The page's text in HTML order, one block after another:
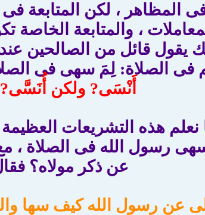
فى المظاهر ، لكن المتابعة
، والمتابعة
يقول قائل من الصالحين
فى الصلاة: لِمَ سهى فى
أَنْسَى? ولكن
نعلم هذه التشريعات
رسول الله فى الصلاة ، مع
عن ذكر مولاه؟
عن رسول الله كيف سها